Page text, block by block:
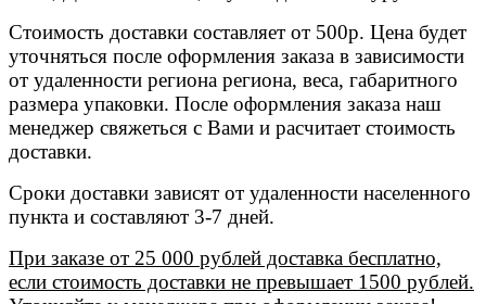
Стоимость доставки составляет от 500р. Цена будет
уточняться после оформления заказа в зависимости
от удаленности региона региона, веса, габаритного
размера упаковки. После оформления заказа наш
менеджер свяжеться с Вами и расчитает стоимость
доставки.
Сроки доставки зависят от удаленности населенного
пункта и составляют 3-7 дней.
При заказе от 25 000 рублей доставка бесплатно,
если стоимость доставки не превышает 1500 рублей.